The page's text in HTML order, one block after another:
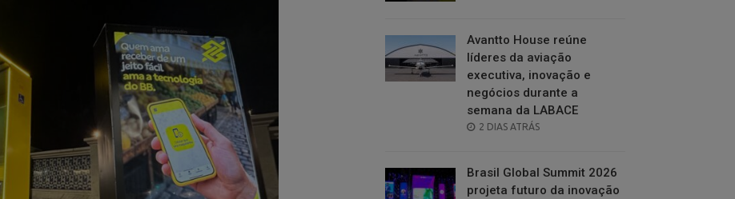
Avantto House reúne
líderes da aviação
executiva, inovação e
negócios durante a
semana da LABACE
POSTED
2 DIAS ATRÁS
Brasil Global Summit 2026
projeta futuro da inovação